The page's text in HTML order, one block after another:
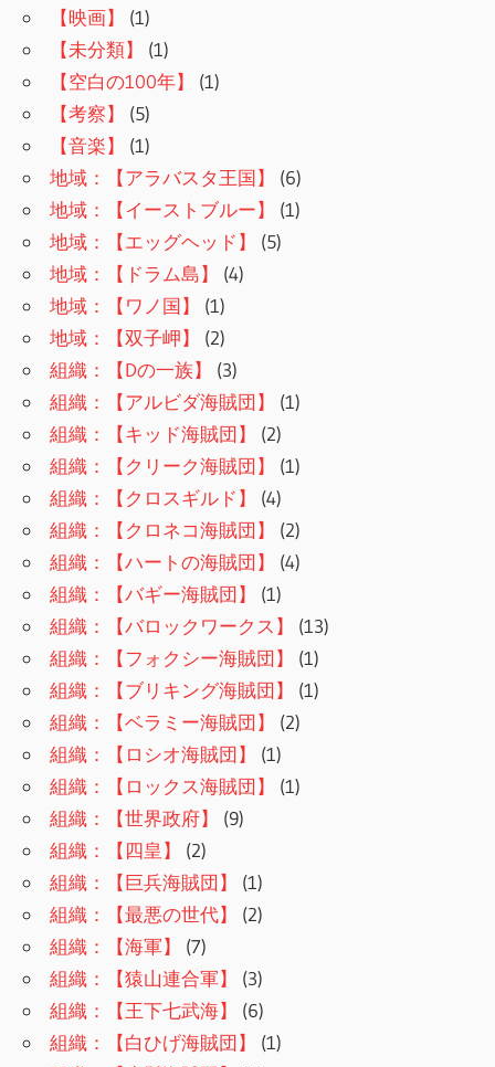
【映画】
(1)
【未分類】
(1)
【空白の100年】
(1)
【考察】
(5)
【音楽】
(1)
地域：【アラバスタ王国】
(6)
地域：【イーストブルー】
(1)
地域：【エッグヘッド】
(5)
地域：【ドラム島】
(4)
地域：【ワノ国】
(1)
地域：【双子岬】
(2)
組織：【Dの一族】
(3)
組織：【アルビダ海賊団】
(1)
組織：【キッド海賊団】
(2)
組織：【クリーク海賊団】
(1)
組織：【クロスギルド】
(4)
組織：【クロネコ海賊団】
(2)
組織：【ハートの海賊団】
(4)
組織：【バギー海賊団】
(1)
組織：【バロックワークス】
(13)
組織：【フォクシー海賊団】
(1)
組織：【ブリキング海賊団】
(1)
組織：【ベラミー海賊団】
(2)
組織：【ロシオ海賊団】
(1)
組織：【ロックス海賊団】
(1)
組織：【世界政府】
(9)
組織：【四皇】
(2)
組織：【巨兵海賊団】
(1)
組織：【最悪の世代】
(2)
組織：【海軍】
(7)
組織：【猿山連合軍】
(3)
組織：【王下七武海】
(6)
組織：【白ひげ海賊団】
(1)